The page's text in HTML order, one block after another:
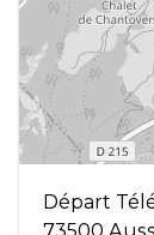
Départ